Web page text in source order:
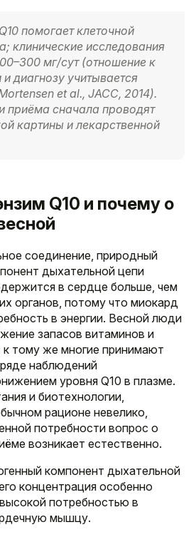
помогает клеточной
клинические исследования
мг/сут (отношение к
диагнозу учитывается
et al., JACC, 2014).
приёма сначала проводят
картины и лекарственной
Q10 и почему о
соединение, природный
дыхательной цепи
в сердце больше, чем
органов, потому что миокард
в энергии. Весной люди
запасов витаминов и
к тому же многие принимают
наблюдений
уровня Q10 в плазме.
и биотехнологии,
рационе невелико,
потребности вопрос о
возникает естественно.
компонент дыхательной
концентрация особенно
потребностью в
мышцу.